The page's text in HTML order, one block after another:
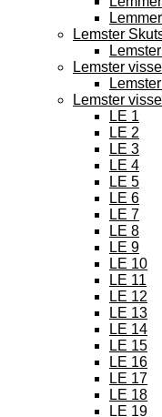
Lemster
Lemster
Lemster
LE 1
LE 2
LE 3
LE 4
LE 5
LE 6
LE 7
LE 8
LE 9
LE 10
LE 11
LE 12
LE 13
LE 14
LE 15
LE 16
LE 17
LE 18
LE 19